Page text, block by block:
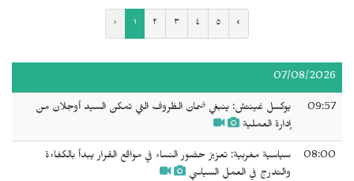
‹ ١ ٢ ٣ ٤ ٥ ›
07/08/2026
09:57
يوكسل غينتش: ينبغي ضمان الظروف التي تمكن السيد أوجلان من
إدارة العملية
08:00
سياسية مغربية: تعزيز حضور النساء في مواقع القرار يبدأ بالكفاءة
والتدرج في العمل السياسي